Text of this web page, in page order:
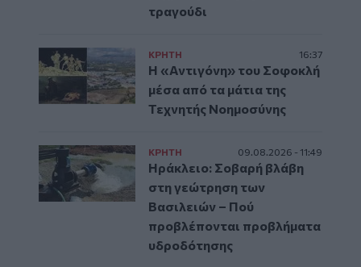
τραγούδι
ΚΡΗΤΗ 16:37
Η «Αντιγόνη» του Σοφοκλή
μέσα από τα μάτια της
Τεχνητής Νοημοσύνης
ΚΡΗΤΗ 09.08.2026 - 11:49
Ηράκλειο: Σοβαρή βλάβη
στη γεώτρηση των
Βασιλειών – Πού
προβλέπονται προβλήματα
υδροδότησης